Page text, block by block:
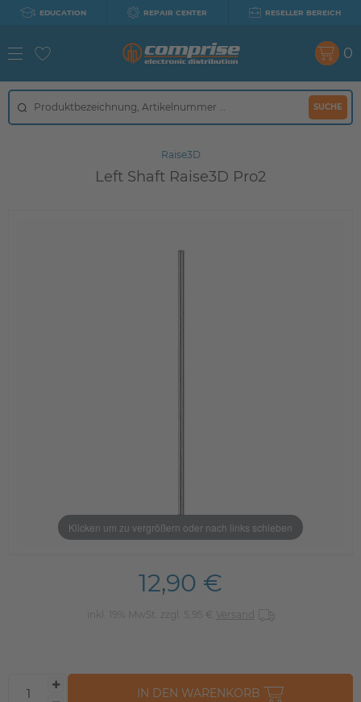
EDUCATION REPAIR CENTER RESELLER BEREICH
SUCHE
0
Raise3D
Left Shaft Raise3D Pro2
Klicken um zu vergrößern oder nach links schieben
12,90 €
inkl. 19% MwSt. zzgl. 5,95 € Versand
IN DEN WARENKORB